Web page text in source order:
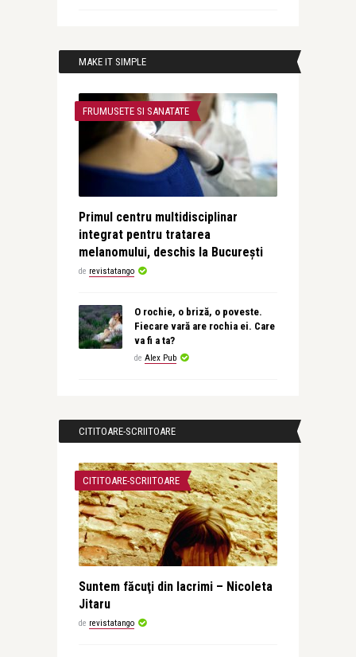
MAKE IT SIMPLE
FRUMUSETE SI SANATATE
Primul centru multidisciplinar
integrat pentru tratarea
melanomului, deschis la București
de revistatango
O rochie, o briză, o poveste.
Fiecare vară are rochia ei. Care
va fi a ta?
de Alex Pub
CITITOARE-SCRIITOARE
CITITOARE-SCRIITOARE
Suntem făcuţi din lacrimi – Nicoleta
Jitaru
de revistatango